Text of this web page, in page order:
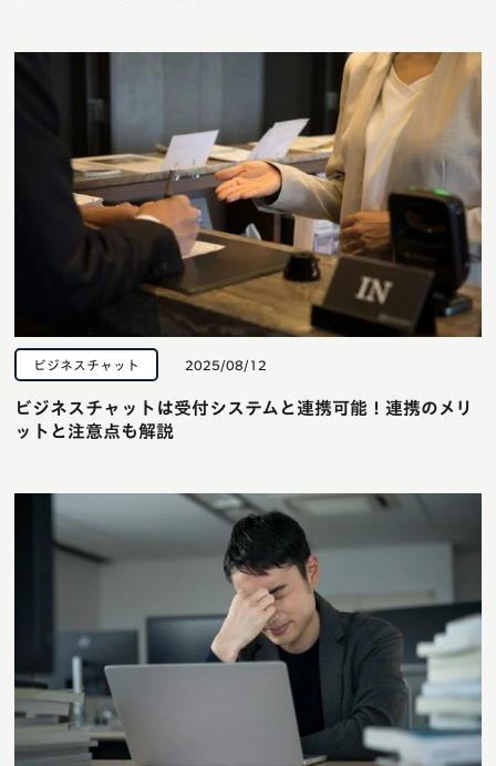
ビジネスチャット 2025/08/12
ビジネスチャットは受付システムと連携可能！連携のメリ
ットと注意点も解説